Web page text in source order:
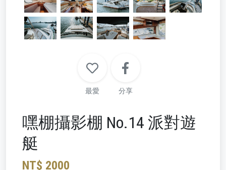
最愛 分享
嘿棚攝影棚 No.14 派對遊
艇
NT$ 2000